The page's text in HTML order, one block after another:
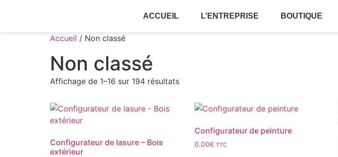
ACCUEIL L’ENTREPRISE BOUTIQUE
Accueil / Non classé
Non classé
Affichage de 1–16 sur 194 résultats
Configurateur de lasure – Bois
extérieur
Configurateur de peinture
0.00€ TTC